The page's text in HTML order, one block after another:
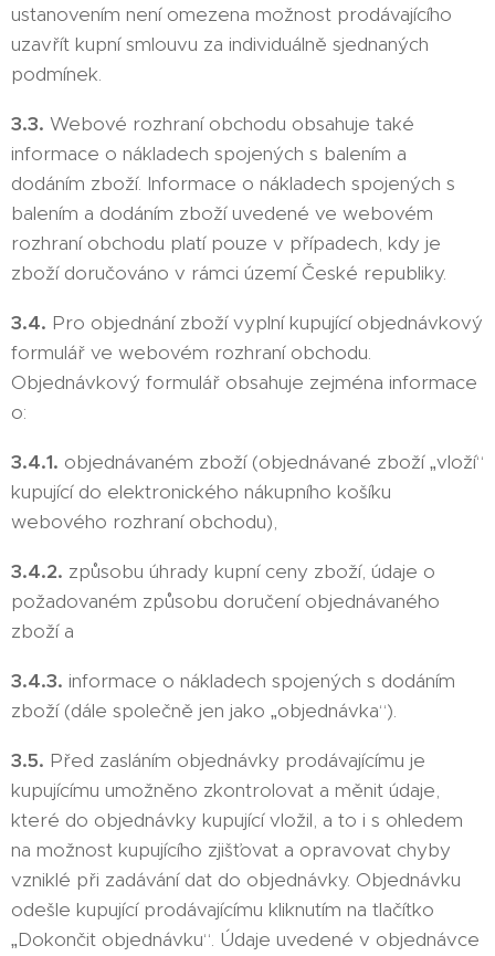
ustanovením není omezena možnost prodávajícího
uzavřít kupní smlouvu za individuálně sjednaných
podmínek.
3.3. Webové rozhraní obchodu obsahuje také
informace o nákladech spojených s balením a
dodáním zboží. Informace o nákladech spojených s
balením a dodáním zboží uvedené ve webovém
rozhraní obchodu platí pouze v případech, kdy je
zboží doručováno v rámci území České republiky.
3.4. Pro objednání zboží vyplní kupující objednávkový
formulář ve webovém rozhraní obchodu.
Objednávkový formulář obsahuje zejména informace
o:
3.4.1. objednávaném zboží (objednávané zboží „vloží“
kupující do elektronického nákupního košíku
webového rozhraní obchodu),
3.4.2. způsobu úhrady kupní ceny zboží, údaje o
požadovaném způsobu doručení objednávaného
zboží a
3.4.3. informace o nákladech spojených s dodáním
zboží (dále společně jen jako „objednávka“).
3.5. Před zasláním objednávky prodávajícímu je
kupujícímu umožněno zkontrolovat a měnit údaje,
které do objednávky kupující vložil, a to i s ohledem
na možnost kupujícího zjišťovat a opravovat chyby
vzniklé při zadávání dat do objednávky. Objednávku
odešle kupující prodávajícímu kliknutím na tlačítko
„Dokončit objednávku“. Údaje uvedené v objednávce